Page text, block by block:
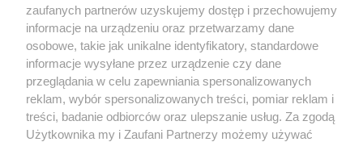
Więcej informacji oGP Węgier
Serwis internetowy, z którego korzystasz, używa plików
zaufanych partnerów uzyskujemy dostęp i przechowujemy
informacje na urządzeniu oraz przetwarzamy dane
osobowe, takie jak unikalne identyfikatory, standardowe
informacje wysyłane przez urządzenie czy dane
przeglądania w celu zapewniania spersonalizowanych
reklam, wybór spersonalizowanych treści, pomiar reklam i
treści, badanie odbiorców oraz ulepszanie usług. Za zgodą
Użytkownika my i Zaufani Partnerzy możemy używać